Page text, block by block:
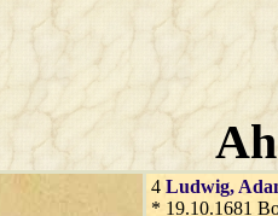
4 Ludwig,
* 19.10.1681